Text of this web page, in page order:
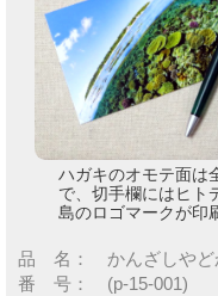
ハガキのオモテ面は
で、切手欄にはヒト
島のロゴマークが印
品 名： かんざしやど
番 号： (p-15-001)